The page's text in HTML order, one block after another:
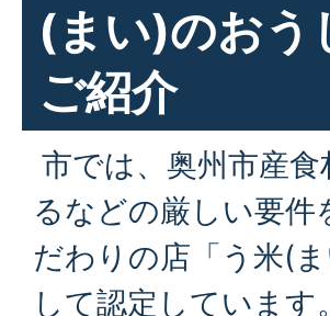
(まい)のおう
ご紹介
市では、奥州市産
るなどの厳しい要件
だわりの店「う米(
して認定しています。